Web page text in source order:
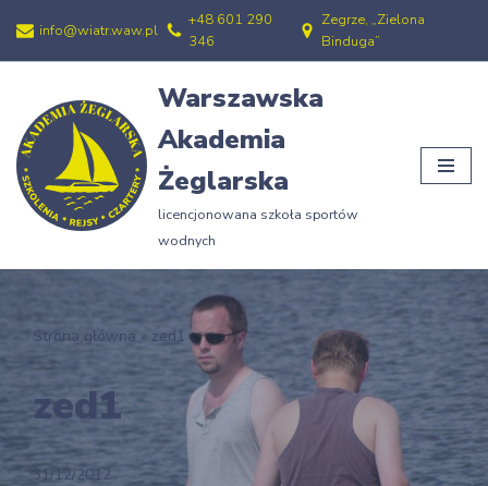
Przejdź
treści
info@wiatr.waw.pl
+48 601 290
346
Zegrze, „Zielona
Binduga”
Warszawska
Akademia
Żeglarska
licencjonowana szkoła sportów
wodnych
Strona główna » zed1
zed1
31/12/2012